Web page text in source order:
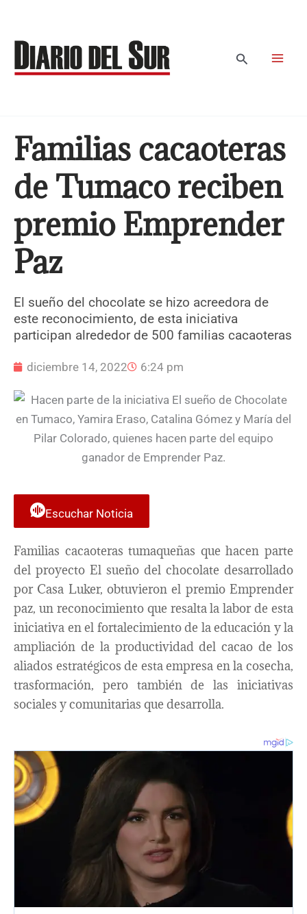
contenido
Buscar
Familias cacaoteras
de Tumaco reciben
premio Emprender
Paz
El sueño del chocolate se hizo acreedora de
este reconocimiento, de esta iniciativa
participan alrededor de 500 familias cacaoteras
diciembre 14, 2022 6:24 pm
Escuchar Noticia
Familias cacaoteras tumaqueñas que hacen parte
del proyecto El sueño del chocolate desarrollado
por Casa Luker, obtuvieron el premio Emprender
paz, un reconocimiento que resalta la labor de esta
iniciativa en el fortalecimiento de la educación y la
ampliación de la productividad del cacao de los
aliados estratégicos de esta empresa en la cosecha,
trasformación, pero también de las iniciativas
sociales y comunitarias que desarrolla.